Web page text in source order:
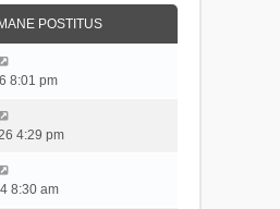
POSTITUS
8:01 pm
4:29 pm
8:30 am